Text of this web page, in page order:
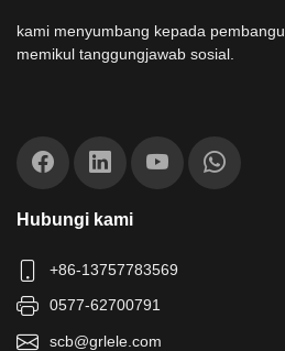
kami menyumbang kepada
memikul tanggungjawab sosial.
Hubungi kami
+86-13757783569
0577-62700791
scb@grlele.com